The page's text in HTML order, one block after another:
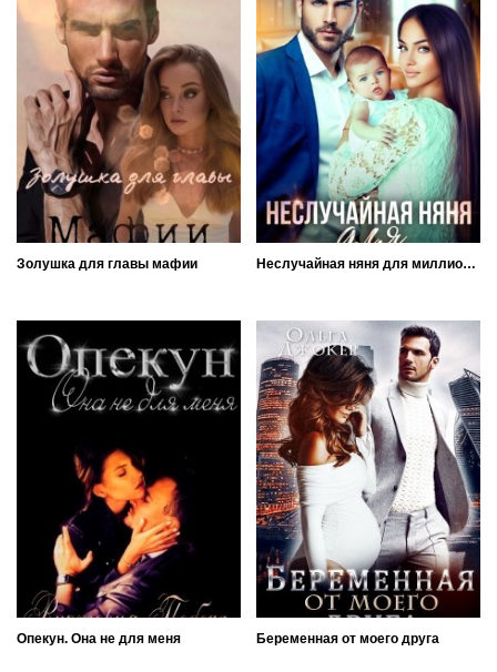
Золушка для главы мафии Неслучайная няня для миллионера
Опекун. Она не для меня Беременная от моего друга